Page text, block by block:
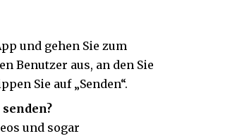
und gehen Sie zum
Benutzer aus, an den Sie
Sie auf „Senden“.
und sogar